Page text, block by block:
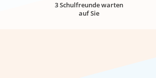
3 Schulfreunde warten
auf Sie